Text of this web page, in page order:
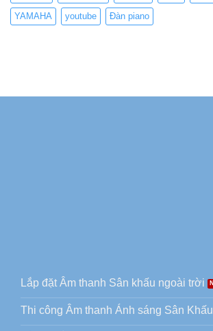
YAMAHA youtube Đàn piano
Lắp đặt Âm thanh Sân khấu ngoài trời
Thi công Âm thanh Ánh sáng Sân Khấu